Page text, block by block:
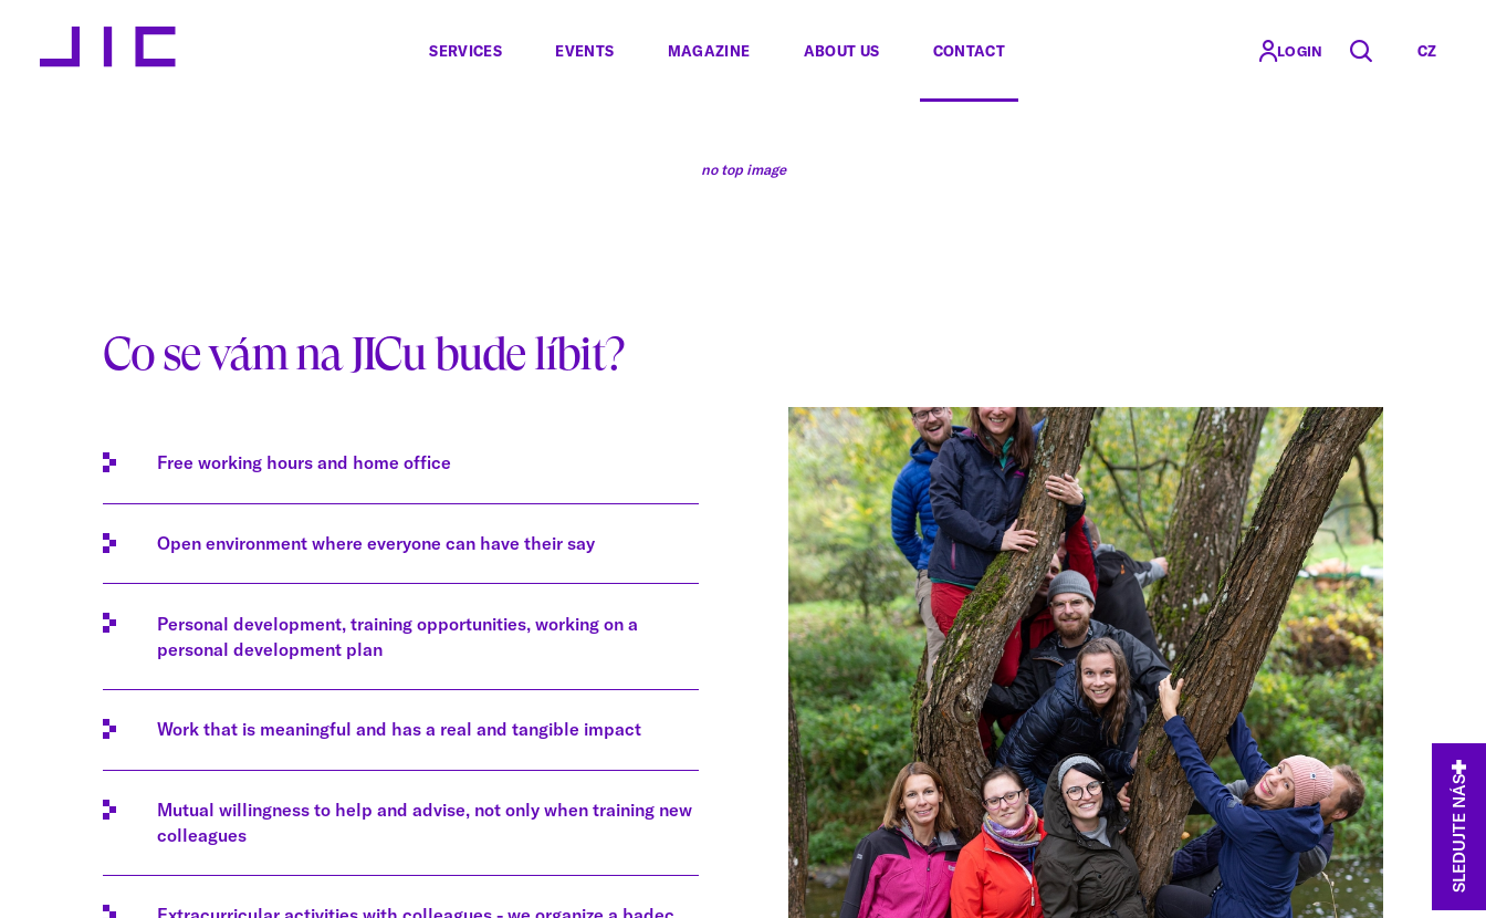
SERVICES EVENTS MAGAZINE ABOUT US CONTACT LOGIN CZ
no top image
Co se vám na JICu bude líbit?
Free working hours and home office
Open environment where everyone can have their say
Personal development, training opportunities, working on a
personal development plan
Work that is meaningful and has a real and tangible impact
Mutual willingness to help and advise, not only when training new
colleagues
SLEDUJTE NÁS